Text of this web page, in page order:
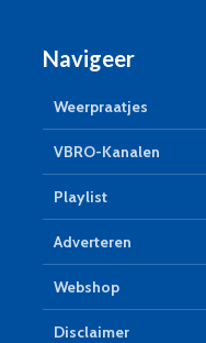
Navigeer
Weerpraatjes
VBRO-Kanalen
Playlist
Adverteren
Webshop
Disclaimer